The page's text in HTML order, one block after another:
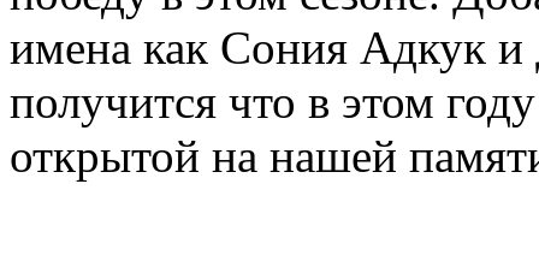
имена как Сония Адкук
получится что в этом
открытой на нашей